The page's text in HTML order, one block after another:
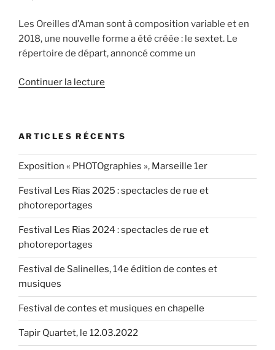
Les Oreilles d’Aman sont à composition variable et en
2018, une nouvelle forme a été créée : le sextet. Le
répertoire de départ, annoncé comme un
Continuer la lecture
Marseille
le
1.12.2018 »
ARTICLES RÉCENTS
Exposition « PHOTOgraphies », Marseille 1er
Festival Les Rias 2025 : spectacles de rue et
photoreportages
Festival Les Rias 2024 : spectacles de rue et
photoreportages
Festival de Salinelles, 14e édition de contes et
musiques
Festival de contes et musiques en chapelle
Tapir Quartet, le 12.03.2022